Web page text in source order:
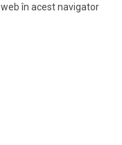
în acest navigator